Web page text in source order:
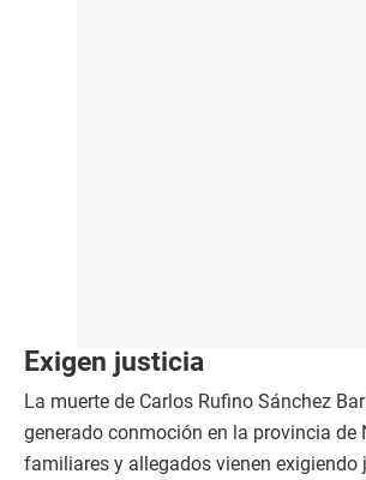
Exigen justicia
La muerte de Carlos Rufino Sánchez
generado conmoción en la provincia de
familiares y allegados vienen exigiendo